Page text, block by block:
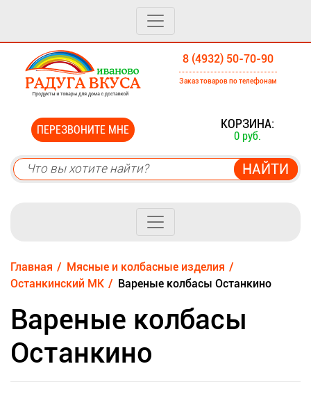
8 (4932) 50-70-90
Заказ товаров по телефонам
ПЕРЕЗВОНИТЕ МНЕ КОРЗИНА:
0 руб.
Главная
Мясные и колбасные изделия
Останкинский МК
Вареные колбасы Останкино
Вареные колбасы
Останкино